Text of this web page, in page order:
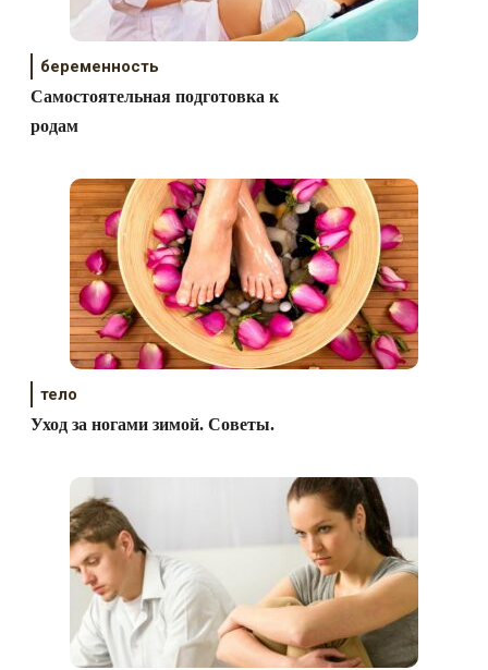
беременность
Самостоятельная подготовка к
родам
тело
Уход за ногами зимой. Советы.